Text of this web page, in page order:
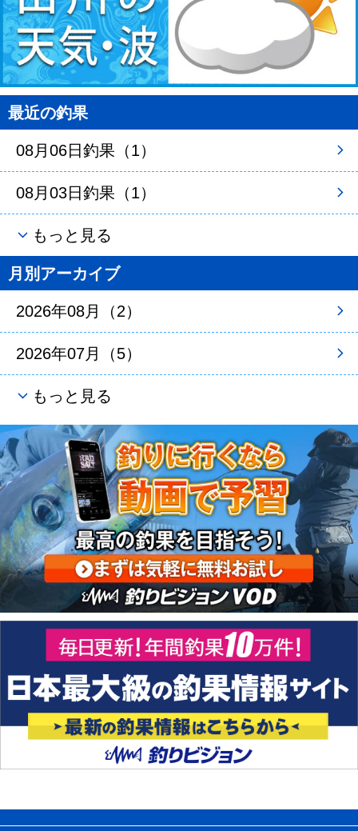
最近の釣果
08月06日釣果（1）
08月03日釣果（1）
もっと見る
月別アーカイブ
2026年08月（2）
2026年07月（5）
もっと見る